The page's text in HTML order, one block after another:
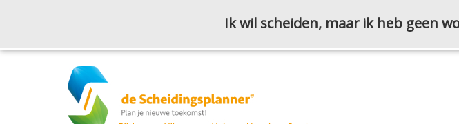
Ik wil scheiden, maar ik heb geen